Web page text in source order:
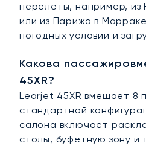
перелёты, например,
или из Парижа в
погодных условий и
Какова
45XR?
Learjet 45XR вмещает 8
стандартной
салона включает
столы, буфетную зону и